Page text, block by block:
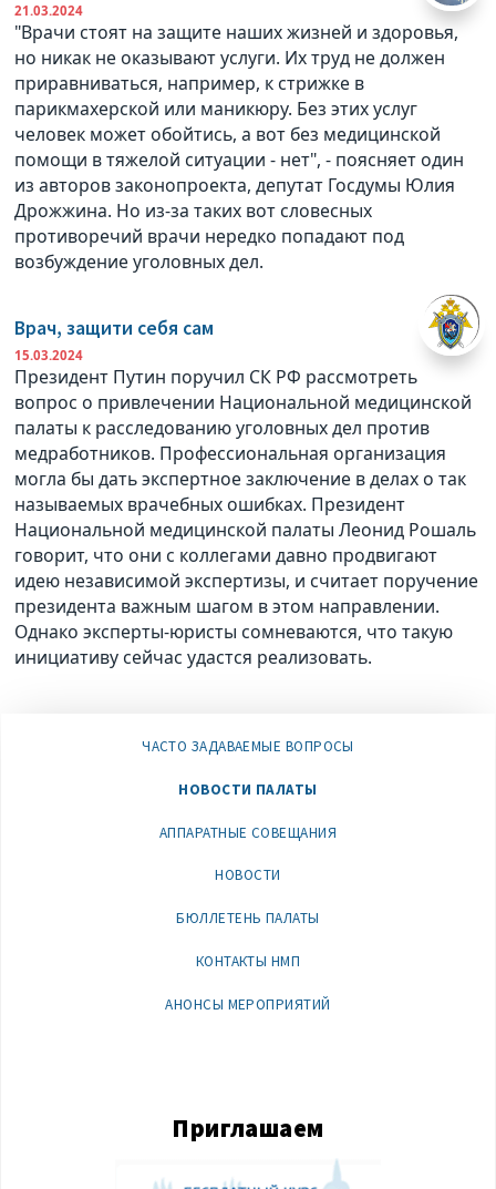
21.03.2024
"Врачи стоят на защите наших жизней и здоровья,
но никак не оказывают услуги. Их труд не должен
приравниваться, например, к стрижке в
парикмахерской или маникюру. Без этих услуг
человек может обойтись, а вот без медицинской
помощи в тяжелой ситуации - нет", - поясняет один
из авторов законопроекта, депутат Госдумы Юлия
Дрожжина. Но из-за таких вот словесных
противоречий врачи нередко попадают под
возбуждение уголовных дел.
Врач, защити себя сам
15.03.2024
Президент Путин поручил СК РФ рассмотреть
вопрос о привлечении Национальной медицинской
палаты к расследованию уголовных дел против
медработников. Профессиональная организация
могла бы дать экспертное заключение в делах о так
называемых врачебных ошибках. Президент
Национальной медицинской палаты Леонид Рошаль
говорит, что они с коллегами давно продвигают
идею независимой экспертизы, и считает поручение
президента важным шагом в этом направлении.
Однако эксперты-юристы сомневаются, что такую
инициативу сейчас удастся реализовать.
ЧАСТО ЗАДАВАЕМЫЕ ВОПРОСЫ
НОВОСТИ ПАЛАТЫ
АППАРАТНЫЕ СОВЕЩАНИЯ
НОВОСТИ
БЮЛЛЕТЕНЬ ПАЛАТЫ
КОНТАКТЫ НМП
АНОНСЫ МЕРОПРИЯТИЙ
Приглашаем